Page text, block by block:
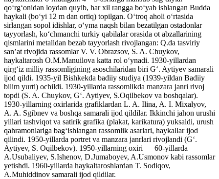
qoʻrgʻonidan loydan quyib, har xil rangga boʻyab ishlangan Budda
haykali (boʻyi 12 m dan ortiq) topilgan. Oʻtroq aholi oʻrtasida
sirlangan sopol idishlar, oʻyma naqsh bilan bezatilgan ostadonlar
tayyorlash, koʻchmanchi turkiy qabilalar orasida ot abzallarining
qismlarini metalldan bezab tayyorlash rivojlangan: Q.da tasviriy
sanʼat rivojida rassomlar V. V. Obrazsov, S. A. Chuykov,
haykaltarosh O.M.Manuilova katta rol oʻynadi. 1930-yillardan
qirgʻiz milliy rassomligining asoschilaridan biri Gʻ. Aytiyev samarali
ijod qildi. 1935-yil Bishkekda badiiy studiya (1939-yildan Badiiy
bilim yurti) ochildi. 1930-yillarda rassomlikda manzara janri rivoj
topdi (S. A. Chuykov, Gʻ. Aytiyev, S.Oqilbekov va boshqalar).
1930-yillarning oxirlarida grafiklardan L. A. Ilina, A. I. Mixalyov,
A. A. Sgibnev va boshqa samarali ijod qildilar. Ikkinchi jahon urushi
yillari tashviqot va satirik grafika (plakat, karikatura) yuksaldi, urush
qahramonlariga bagʻishlangan rassomlik asarlari, haykallar ijod
qilindi. 1950-yillarda portret va manzara janrlari rivojlandi (Gʻ.
Aytiyev, S. Oqilbekov). 1950-yillarning oxiri — 60-yillarda
A.Usubaliyev, S.Ishenov, D.Jumaboyev, A.Usmonov kabi rassomlar
yetishdi. 1960-yillarda haykaltaroshlardan T. Sodiqov,
A.Muhiddinov samarali ijod qildilar.